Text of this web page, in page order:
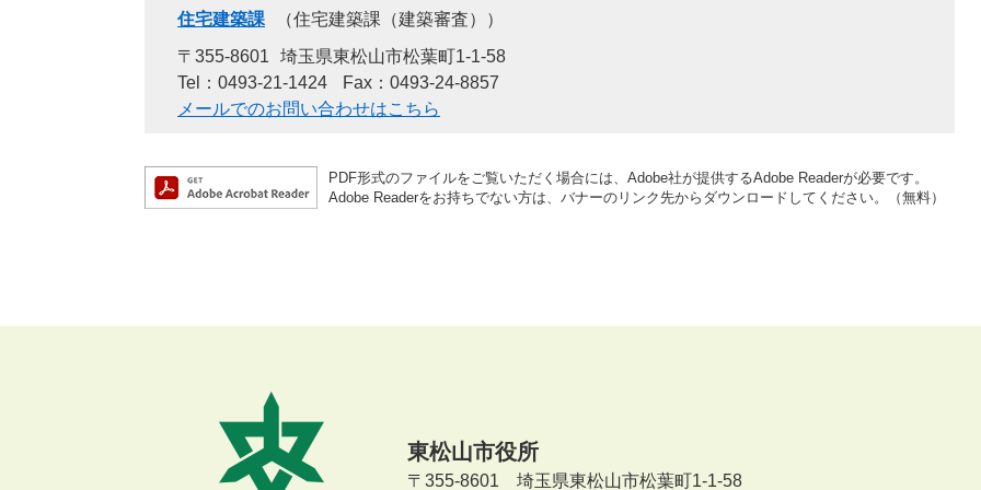
住宅建築課
住宅建築課（建築審査）
〒355-8601
埼玉県東松山市松葉町1-1-58
Tel：0493-21-1424
Fax：0493-24-8857
メールでのお問い合わせはこちら
PDF形式のファイルをご覧いただく場合には、Adobe社が提供するAdobe Readerが必要です。
Adobe Readerをお持ちでない方は、バナーのリンク先からダウンロードしてください。（無料）
東松山市役所
〒355-8601 埼玉県東松山市松葉町1-1-58